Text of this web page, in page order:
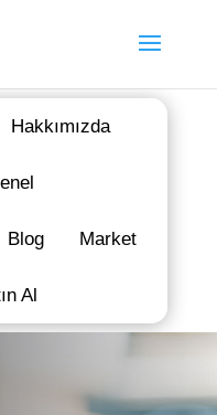
Hakkımızda
Blog Market
Al